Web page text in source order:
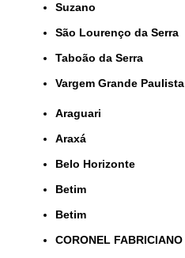
Suzano
São Lourenço da Serra
Taboão da Serra
Vargem Grande Paulista
Araguari
Araxá
Belo Horizonte
Betim
Betim
CORONEL FABRICIANO